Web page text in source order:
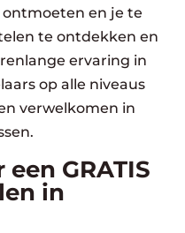
en je te
te ontdekken en
ervaring in
op alle niveaus
verwelkomen in
GRATIS
in